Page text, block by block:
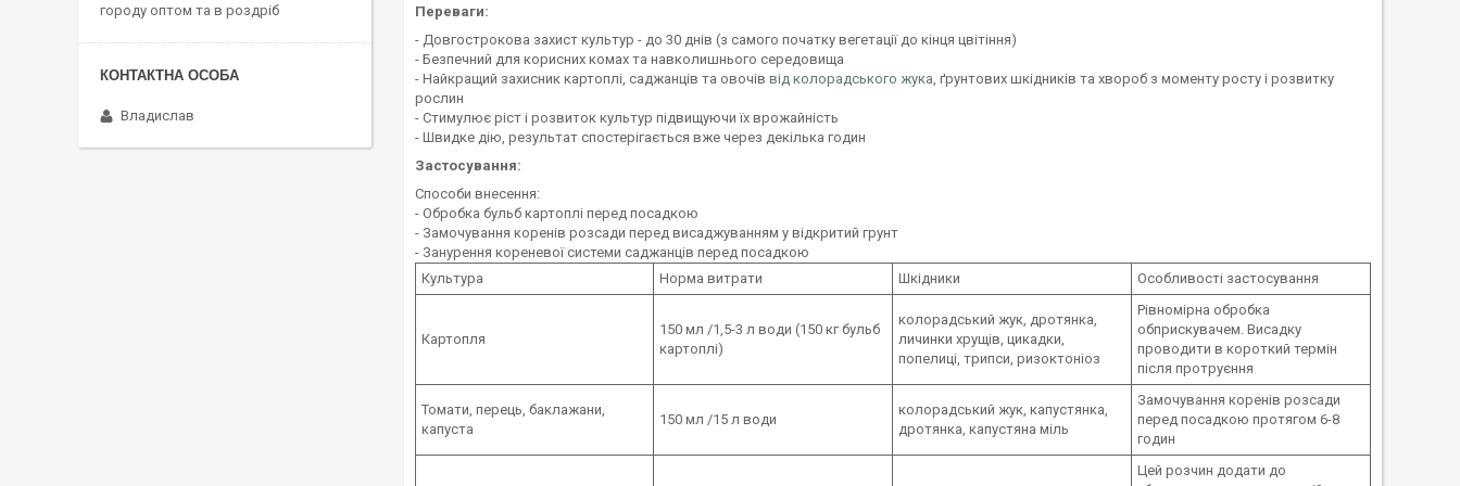
Переваги:
- Довгострокова захист культур - до 30 днів (з самого початку вегетації до кінця цвітіння)
- Безпечний для корисних комах та навколишнього середовища
- Найкращий захисник картоплі, саджанців та овочів від колорадського жука, ґрунтових шкідників та хвороб з моменту росту і розвитку
рослин
- Стимулює ріст і розвиток культур підвищуючи їх врожайність
- Швидке дію, результат спостерігається вже через декілька годин
Застосування:
Способи внесення:
- Обробка бульб картоплі перед посадкою
- Замочування коренів розсади перед висаджуванням у відкритий грунт
- Занурення кореневої системи саджанців перед посадкою
Культура
Норма витрати Шкідники Особливості застосування
Картопля
150 мл /1,5-3 л води (150 кг бульб
картоплі)
колорадський жук, дротянка,
личинки хрущів, цикадки,
попелиці, трипси, ризоктоніоз
Рівномірна обробка
обприскувачем. Висадку
проводити в короткий термін
після протруєння
Томати, перець, баклажани,
капуста
150 мл /15 л води
колорадський жук, капустянка,
дротянка, капустяна міль
Замочування коренів розсади
перед посадкою протягом 6-8
годин
Цей розчин додати до
городу оптом та в роздріб
Владислав